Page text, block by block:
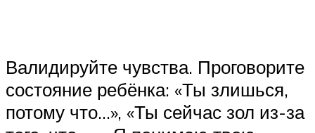
‍Валидируйте чувства. Проговорите
состояние ребёнка: «Ты злишься,
потому что…», «Ты сейчас зол из-за